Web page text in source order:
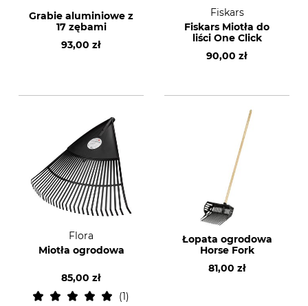
Grabie aluminiowe z
17 zębami
93,00 zł
Fiskars
Fiskars Miotła do
liści One Click
90,00 zł
Flora
Miotła ogrodowa
85,00 zł
1
Łopata ogrodowa
Horse Fork
81,00 zł